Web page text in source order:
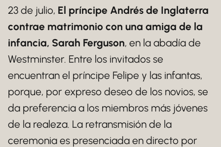
23 de julio, El príncipe Andrés de Inglaterra
contrae matrimonio con una amiga de la
infancia, Sarah Ferguson, en la abadía de
Westminster. Entre los invitados se
encuentran el príncipe Felipe y las infantas,
porque, por expreso deseo de los novios, se
da preferencia a los miembros más jóvenes
de la realeza. La retransmisión de la
ceremonia es presenciada en directo por